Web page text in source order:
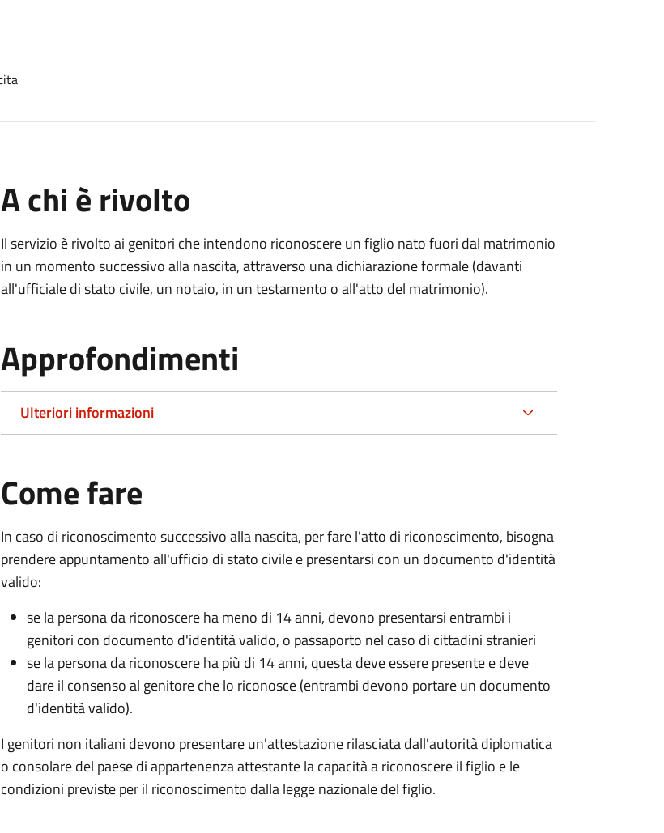
A chi è rivolto
Il servizio è rivolto ai genitori che intendono riconoscere un figlio nato fuori dal matrimonio
in un momento successivo alla nascita, attraverso una dichiarazione formale (davanti
all'ufficiale di stato civile, un notaio, in un testamento o all'atto del matrimonio).
Approfondimenti
Ulteriori informazioni
Come fare
In caso di riconoscimento successivo alla nascita, per fare l'atto di riconoscimento, bisogna
prendere appuntamento all'ufficio di stato civile e presentarsi con un documento d'identità
valido:
se la persona da riconoscere ha meno di 14 anni, devono presentarsi entrambi i
genitori con documento d'identità valido, o passaporto nel caso di cittadini stranieri
se la persona da riconoscere ha più di 14 anni, questa deve essere presente e deve
dare il consenso al genitore che lo riconosce (entrambi devono portare un documento
d'identità valido).
I genitori non italiani devono presentare un'attestazione rilasciata dall'autorità diplomatica
o consolare del paese di appartenenza attestante la capacità a riconoscere il figlio e le
condizioni previste per il riconoscimento dalla legge nazionale del figlio.